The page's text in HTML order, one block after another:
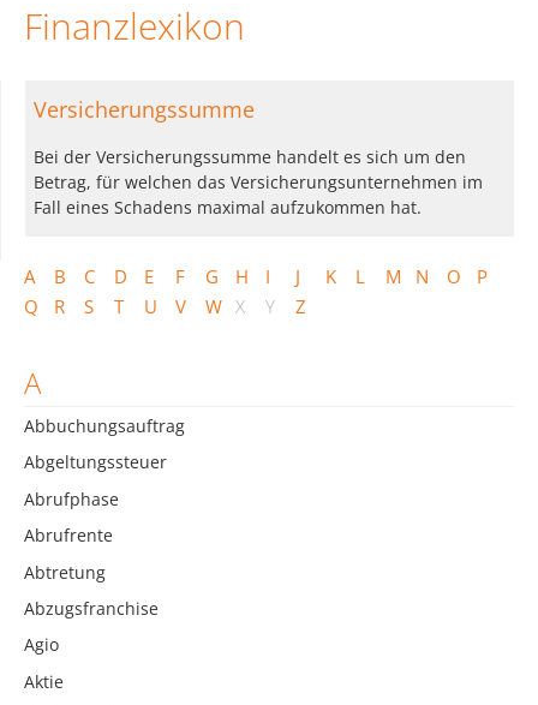
Finanzlexikon
A B C D E F G H I J K L M N O
P
Q
R S T U V W X Y Z
A
Abbuchungsauftrag
Abgeltungssteuer
Abrufphase
Abrufrente
Abtretung
Abzugsfranchise
Agio
Aktie
Versicherungssumme
Bei der Versicherungssumme handelt es sich um den
Betrag, für welchen das Versicherungsunternehmen im
Fall eines Schadens maximal aufzukommen hat.